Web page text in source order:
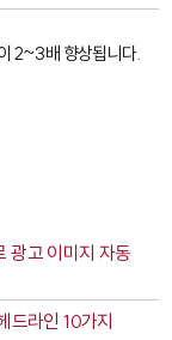
2~3배 향상됩니다.
광고 이미지 자동
드라인 10가지